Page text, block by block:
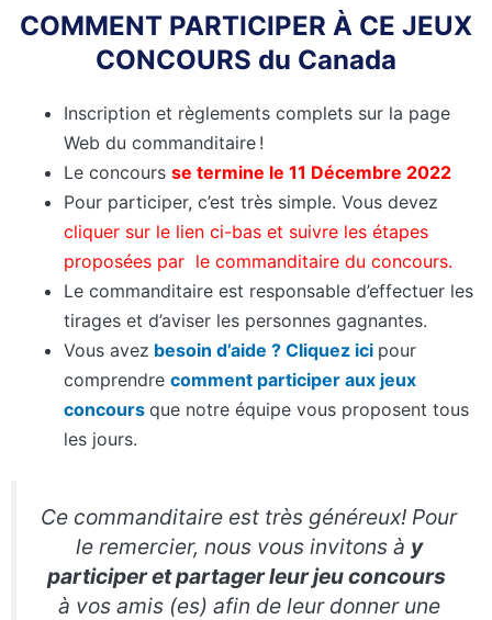
COMMENT PARTICIPER À CE JEUX
CONCOURS du Canada
Inscription et règlements complets sur la page
Web du commanditaire !
Le concours se termine le 11 Décembre 2022
Pour participer, c’est très simple. Vous devez
cliquer sur le lien ci-bas et suivre les étapes
proposées par le commanditaire du concours.
Le commanditaire est responsable d’effectuer les
tirages et d’aviser les personnes gagnantes.
Vous avez besoin d’aide ? Cliquez ici pour
comprendre comment participer aux jeux
concours que notre équipe vous proposent tous
les jours.
Ce commanditaire est très généreux! Pour
le remercier, nous vous invitons à y
participer et partager leur jeu concours
à vos amis (es) afin de leur donner une